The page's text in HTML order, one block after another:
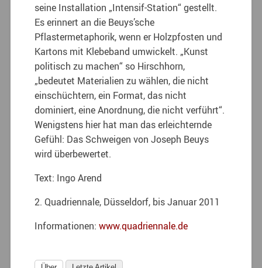
seine Installation „Intensif-Station“ gestellt.
Es erinnert an die Beuys’sche
Pflastermetaphorik, wenn er Holzpfosten und
Kartons mit Klebeband umwickelt. „Kunst
politisch zu machen“ so Hirschhorn,
„bedeutet Materialien zu wählen, die nicht
einschüchtern, ein Format, das nicht
dominiert, eine Anordnung, die nicht verführt“.
Wenigstens hier hat man das erleichternde
Gefühl: Das Schweigen von Joseph Beuys
wird überbewertet.
Text: Ingo Arend
2. Quadriennale, Düsseldorf, bis Januar 2011
Informationen:www.quadriennale.de